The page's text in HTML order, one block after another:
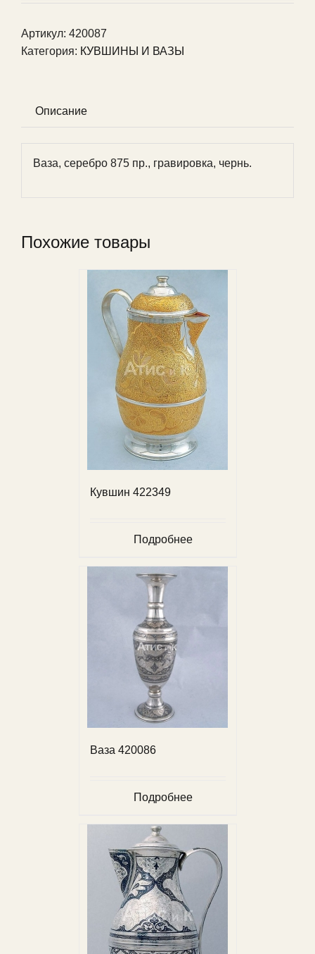
Артикул: 420087
Категория: КУВШИНЫ И ВАЗЫ
Описание
Ваза, серебро 875 пр., гравировка, чернь.
Похожие товары
Кувшин 422349
Подробнее
Ваза 420086
Подробнее